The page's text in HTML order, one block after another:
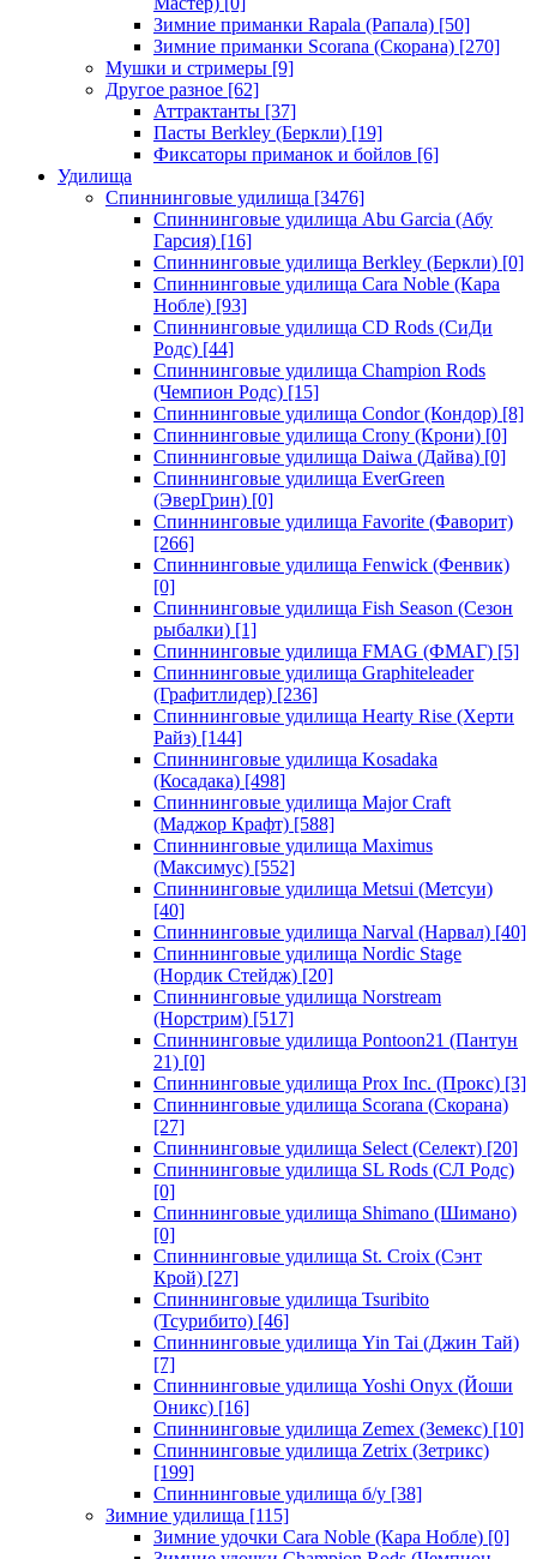
Зимние приманки Rapala (Рапала) [50]
Зимние приманки Scorana (Скорана) [270]
Мушки и стримеры [9]
Другое разное [62]
Аттрактанты [37]
Пасты Berkley (Беркли) [19]
Фиксаторы приманок и бойлов [6]
Удилища
Спиннинговые удилища [3476]
Спиннинговые удилища Abu Garcia (Абу
Гарсия) [16]
Спиннинговые удилища Berkley (Беркли) [0]
Спиннинговые удилища Cara Noble (Кара
Нобле) [93]
Спиннинговые удилища CD Rods (СиДи
Родс) [44]
Спиннинговые удилища Champion Rods
(Чемпион Родс) [15]
Спиннинговые удилища Condor (Кондор) [8]
Спиннинговые удилища Crony (Крони) [0]
Спиннинговые удилища Daiwa (Дайва) [0]
Спиннинговые удилища EverGreen
(ЭверГрин) [0]
Спиннинговые удилища Favorite (Фаворит)
[266]
Спиннинговые удилища Fenwick (Фенвик)
[0]
Спиннинговые удилища Fish Season (Сезон
рыбалки) [1]
Спиннинговые удилища FMAG (ФМАГ) [5]
Спиннинговые удилища Graphiteleader
(Графитлидер) [236]
Спиннинговые удилища Hearty Rise (Херти
Райз) [144]
Спиннинговые удилища Kosadaka
(Косадака) [498]
Спиннинговые удилища Major Craft
(Маджор Крафт) [588]
Спиннинговые удилища Maximus
(Максимус) [552]
Спиннинговые удилища Metsui (Метсуи)
[40]
Спиннинговые удилища Narval (Нарвал) [40]
Спиннинговые удилища Nordic Stage
(Нордик Стейдж) [20]
Спиннинговые удилища Norstream
(Норстрим) [517]
Спиннинговые удилища Pontoon21 (Пантун
21) [0]
Спиннинговые удилища Prox Inc. (Прокс) [3]
Спиннинговые удилища Scorana (Скорана)
[27]
Спиннинговые удилища Select (Селект) [20]
Спиннинговые удилища SL Rods (СЛ Родс)
[0]
Спиннинговые удилища Shimano (Шимано)
[0]
Спиннинговые удилища St. Croix (Сэнт
Крой) [27]
Спиннинговые удилища Tsuribito
(Тсурибито) [46]
Спиннинговые удилища Yin Tai (Джин Тай)
[7]
Спиннинговые удилища Yoshi Onyx (Йоши
Оникс) [16]
Спиннинговые удилища Zemex (Земекс) [10]
Спиннинговые удилища Zetrix (Зетрикс)
[199]
Спиннинговые удилища б/у [38]
Зимние удилища [115]
Зимние удочки Cara Noble (Кара Нобле) [0]